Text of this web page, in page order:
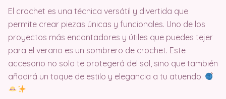
El crochet es una técnica versátil y divertida que
permite crear piezas únicas y funcionales. Uno de los
proyectos más encantadores y útiles que puedes tejer
para el verano es un sombrero de crochet. Este
accesorio no solo te protegerá del sol, sino que también
añadirá un toque de estilo y elegancia a tu atuendo.